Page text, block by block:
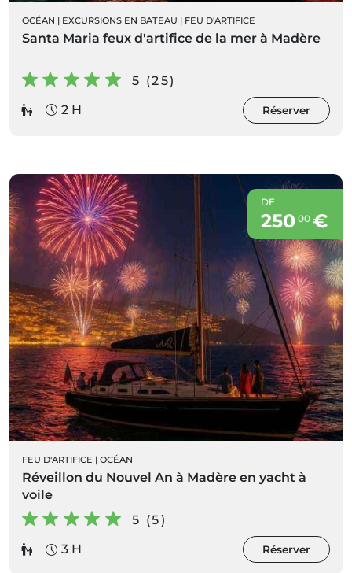
OCÉAN | EXCURSIONS EN BATEAU | FEU D'ARTIFICE
Santa Maria feux d'artifice de la mer à Madère
5 (25)
2 H
Réserver
DE
250 00€
FEU D'ARTIFICE | OCÉAN
Réveillon du Nouvel An à Madère en yacht à
voile
5 (5)
3 H
Réserver